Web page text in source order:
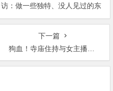
访：做一些独特、没人见过的东
西【365娱乐资讯网】
下一篇
狗血！寺庙住持与女主播发生关系，内情曝光。网友：真相令人咋舌【365娱乐资讯网】